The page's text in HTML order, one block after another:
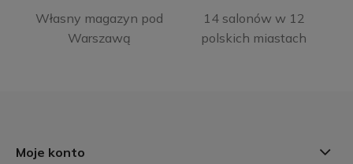
Własny magazyn pod
Warszawą
14 salonów w 12
polskich miastach
Moje konto